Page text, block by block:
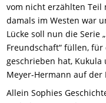
vom nicht erzählten Teil
damals im Westen war
Lücke soll nun die Serie
Freundschaft“ füllen,
geschrieben hat,
Meyer-Hermann auf der
Allein Sophies